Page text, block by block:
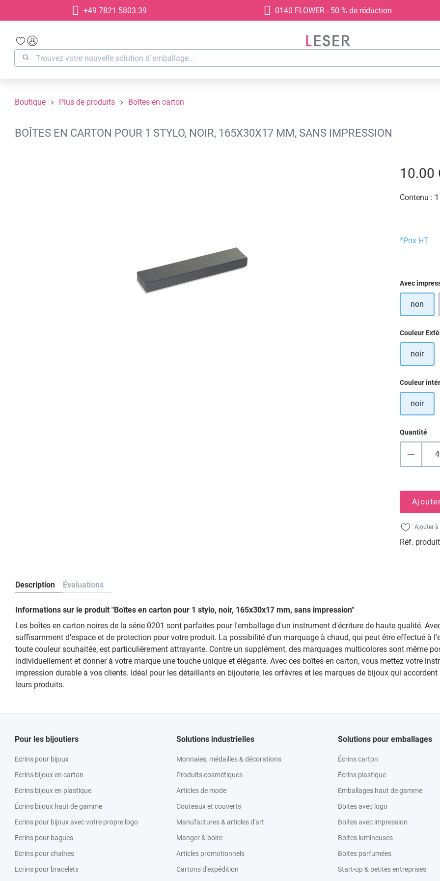
Passer à la navigation principale
+49 7821 5803 39 0140 FLOWER - 50 % de réduction
Boutique Plus de produits Boîtes en carton
BOÎTES EN CARTON POUR 1 STYLO, NOIR, 165X30X17 MM, SANS IMPRESSION
10.00
Contenu :
*Prix HT
Avec
non
Couleur
noir
Couleur
noir
Quantité
Ajouter à
Réf.
Description Évaluations
Informations sur le produit "Boîtes en carton pour 1 stylo, noir, 165x30x17 mm, sans impression"
Les boîtes en carton noires de la série 0201 sont parfaites pour l'emballage d'un instrument d'écriture de haute qualité.
suffisamment d'espace et de protection pour votre produit. La possibilité d'un marquage à chaud, qui peut être effectué à
toute couleur souhaitée, est particulièrement attrayante. Contre un supplément, des marquages multicolores sont même
individuellement et donner à votre marque une touche unique et élégante. Avec ces boîtes en carton, vous mettez votre
impression durable à vos clients. Idéal pour les détaillants en bijouterie, les orfèvres et les marques de bijoux qui
leurs produits.
Pour les bijoutiers
Ecrins pour bijoux
Ecrins bijoux en carton
Ecrins bijoux en plastique
Écrins bijoux haut de gamme
Ecrins pour bijoux avec votre propre logo
Ecrins pour bagues
Ecrins pour chaînes
Ecrins pour bracelets
Solutions industrielles
Monnaies, médailles & décorations
Produits cosmétiques
Articles de mode
Couteaux et couverts
Manufactures & articles d'art
Manger & boire
Articles promotionnels
Cartons d'expédition
Solutions pour emballages
Écrins carton
Écrins plastique
Emballages haut de gamme
Boites avec logo
Boites avec impression
Boites lumineuses
Boites parfumées
Start-up & petites entreprises